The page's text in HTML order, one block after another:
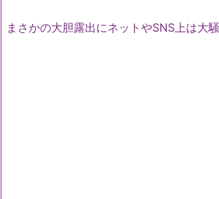
まさかの大胆露出にネットやSNS上は大騒